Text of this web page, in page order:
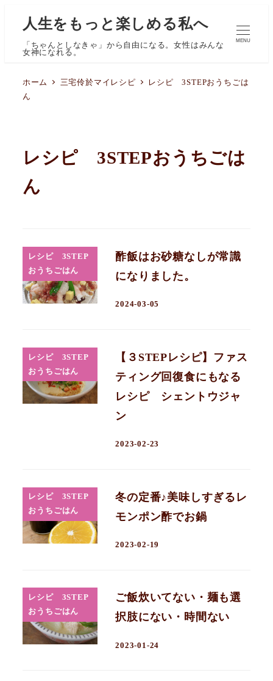
人生をもっと楽しめる私へ
「ちゃんとしなきゃ」から自由になる。女性はみんな
女神になれる。
MENU
ホーム 三宅伶於マイレシピ
レシピ 3STEPおうちごは
ん
レシピ 3STEPおうちごは
ん
レシピ 3STEP
おうちごはん
酢飯はお砂糖なしが常識
になりました。
2024-03-05
レシピ 3STEP
おうちごはん
【３STEPレシピ】ファス
ティング回復食にもなる
レシピ シェントウジャ
ン
2023-02-23
レシピ 3STEP
おうちごはん
冬の定番♪美味しすぎるレ
モンポン酢でお鍋
2023-02-19
レシピ 3STEP
おうちごはん
ご飯炊いてない・麺も選
択肢にない・時間ない
2023-01-24